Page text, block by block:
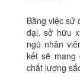
Bằng việc sử
đại, sở hữu
ngũ nhân
kết sẽ mang
chất lượng